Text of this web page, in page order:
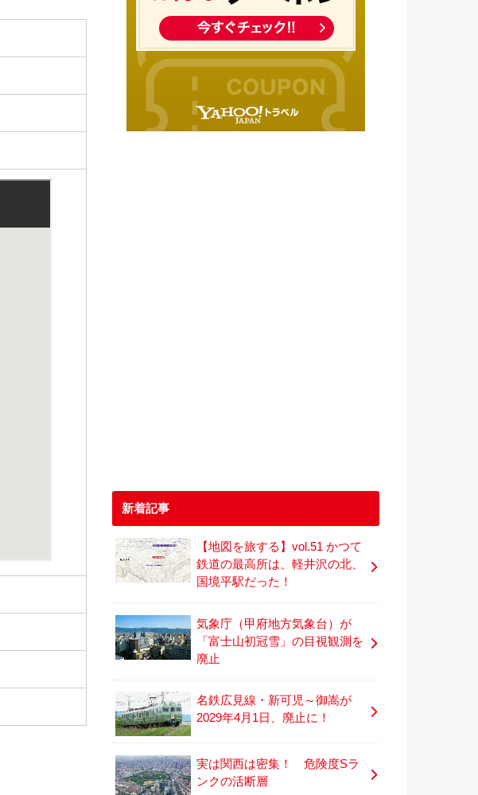
新着記事
【地図を旅する】vol.51 かつて
鉄道の最高所は、軽井沢の北、
国境平駅だった！
気象庁（甲府地方気象台）が
「富士山初冠雪」の目視観測を
廃止
名鉄広見線・新可児～御嵩が
2029年4月1日、廃止に！
実は関西は密集！ 危険度Sラ
ンクの活断層